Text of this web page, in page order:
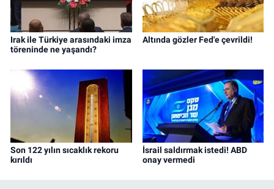
Irak ile Türkiye arasındaki imza
töreninde ne yaşandı?
Altında gözler Fed'e çevrildi!
Son 122 yılın sıcaklık rekoru
kırıldı
İsrail saldırmak istedi! ABD
onay vermedi